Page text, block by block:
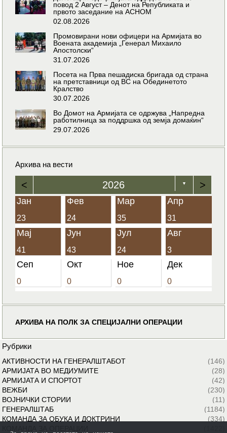
повод 2 Август – Денот на Републиката и
првото заседание на АСНОМ
02.08.2026
Промовирани нови офицери на Армијата во
Воената академија „Генерал Михаило
Апостолски“
31.07.2026
Посета на Прва пешадиска бригада од страна
на претставници од ВС на Обединетото
Кралство
30.07.2026
Во Домот на Армијата се одржува „Напредна
работилница за поддршка од земја домаќин“
29.07.2026
Архива на вести
< 2026 ▼ >
Јан
23
Фев
24
Мар
35
Апр
31
Мај
41
Јун
43
Јул
24
Авг
3
Сеп
0
Окт
0
Ное
0
Дек
0
АРХИВА НА ПОЛК ЗА СПЕЦИЈАЛНИ ОПЕРАЦИИ
Рубрики
АКТИВНОСТИ НА ГЕНЕРАЛШТАБОТ
(146)
АРМИЈАТА ВО МЕДИУМИТЕ
(28)
АРМИЈАТА И СПОРТОТ
(42)
ВЕЖБИ
(230)
ВОЈНИЧКИ СТОРИИ
(11)
ГЕНЕРАЛШТАБ
(1184)
КОМАНДА ЗА ОБУКА И ДОКТРИНИ
(334)